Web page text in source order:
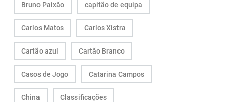
Bruno Paixão capitão de equipa
Carlos Matos Carlos Xistra
Cartão azul Cartão Branco
Casos de Jogo Catarina Campos
China Classificações